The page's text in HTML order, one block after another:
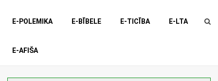
E-POLEMIKA E-BĪBELE E-TICĪBA E-LTA
E-AFIŠA